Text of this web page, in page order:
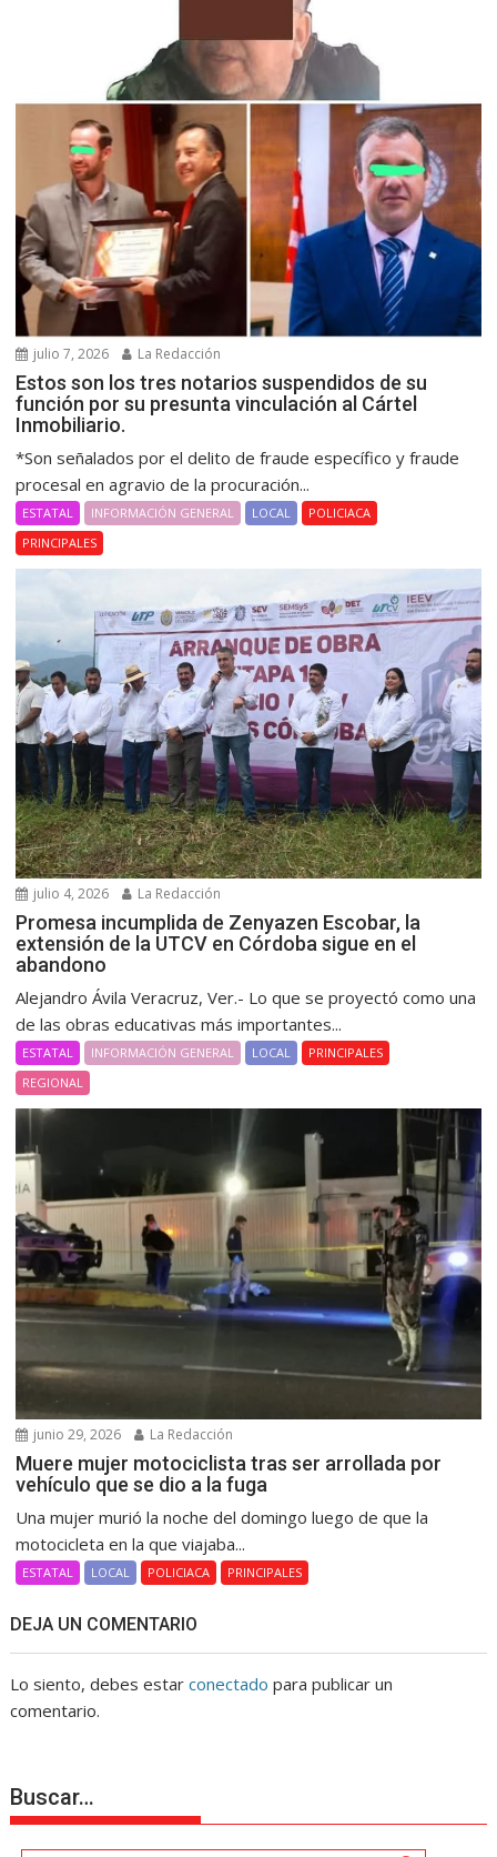
julio 7, 2026 La Redacción
Estos son los tres notarios suspendidos de su
función por su presunta vinculación al Cártel
Inmobiliario.
*Son señalados por el delito de fraude específico y fraude
procesal en agravio de la procuración...
ESTATAL INFORMACIÓN GENERAL LOCAL
POLICIACA
PRINCIPALES
julio 4, 2026 La Redacción
Promesa incumplida de Zenyazen Escobar, la
extensión de la UTCV en Córdoba sigue en el
abandono
Alejandro Ávila Veracruz, Ver.- Lo que se proyectó como una
de las obras educativas más importantes...
ESTATAL INFORMACIÓN GENERAL LOCAL
PRINCIPALES
REGIONAL
junio 29, 2026 La Redacción
Muere mujer motociclista tras ser arrollada por
vehículo que se dio a la fuga
Una mujer murió la noche del domingo luego de que la
motocicleta en la que viajaba...
ESTATAL LOCAL POLICIACA PRINCIPALES
DEJA UN COMENTARIO
Lo siento, debes estarconectado para publicar un
comentario.
Buscar…